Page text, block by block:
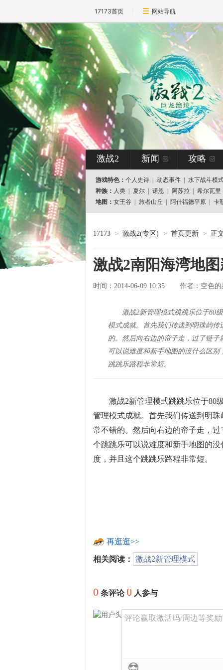
17173首页 网站导航
激战2 新闻 攻略
游戏特色： 个人史诗 动态事件
水下战斗模
种族： 人类 夏尔 诺恩 阿苏拉
希尔瓦里
地图： 女王谷 旅者山丘 阿什福德平原 卡
17173 > 激战2(专区) > 首页更新 > 正
激战2南阳海湾地
时间：2014-06-09 10:35 作者： 空色
激战2新管理模式跳跳乐位于80
模式成就。首先我们传送到明珠屿
的。然后向右边的帘子走，过了链
可以说难度和新手地图的没什么区
跳跳乐路程非常短。
激战2新管理模式跳跳乐位于80级
管理模式成就。首先我们传送到明
常不错的。然后向右边的帘子走，
个跳跳乐可以说难度和新手地图的
度，并且这个跳跳乐路程非常短。
再逛逛>>
相关阅读： 激战2新管理模式
0 条评论0 人参与
评论赢取激活码/周边等奖